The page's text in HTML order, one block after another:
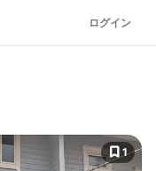
ログイン
1